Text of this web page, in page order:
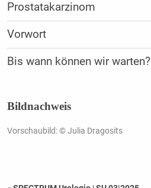
Prostatakarzinom
Vorwort
Bis wann können wir warten?
Bildnachweis
Vorschaubild: © Julia Dragosits